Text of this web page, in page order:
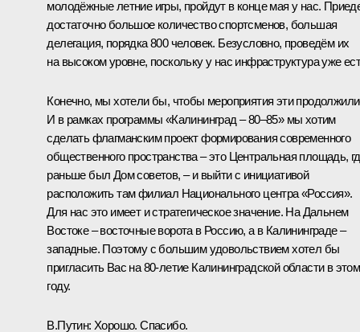
молодёжные летние игры, пройдут в конце мая у нас.
достаточно большое количество спортсменов, большая
делегация, порядка 800 человек. Безусловно, проведём их
на высоком уровне, поскольку у нас инфраструктура уже
Конечно, мы хотели бы, чтобы мероприятия эти
И в рамках программы «Калининград – 80–85» мы хотим
сделать флагманским проект формирования современного
общественного пространства – это Центральная площадь,
раньше был Дом советов, – и выйти с инициативой
расположить там филиал Национального центра «Россия».
Для нас это имеет и стратегическое значение. На Дальнем
Востоке – восточные ворота в Россию, а в Калининграде –
западные. Поэтому с большим удовольствием хотел бы
пригласить Вас на 80-летие Калининградской области в этом
году.
В.Путин: Хорошо. Спасибо.